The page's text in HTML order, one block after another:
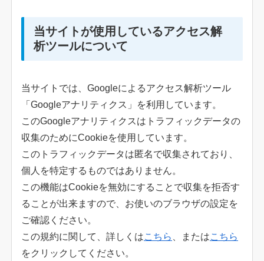
当サイトが使用しているアクセス解
析ツールについて
当サイトでは、Googleによるアクセス解析ツール
「Googleアナリティクス」を利用しています。
このGoogleアナリティクスはトラフィックデータの
収集のためにCookieを使用しています。
このトラフィックデータは匿名で収集されており、
個人を特定するものではありません。
この機能はCookieを無効にすることで収集を拒否す
ることが出来ますので、お使いのブラウザの設定を
ご確認ください。
この規約に関して、詳しくはこちら 、またはこちら
をクリックしてください。